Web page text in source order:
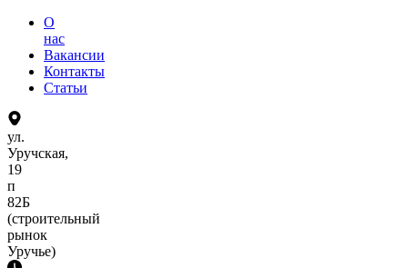
О
нас
Вакансии
Контакты
Статьи
ул.
Уручская,
19
п
82Б
(строительный
рынок
Уручье)